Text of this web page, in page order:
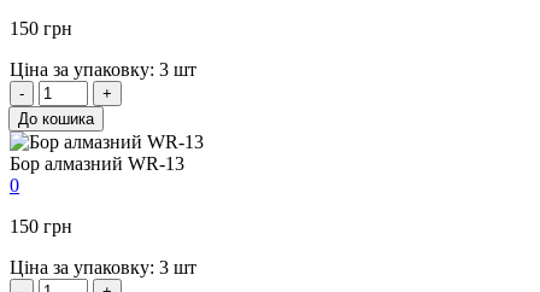
150 грн
Ціна за упаковку: 3 шт
-
+
До кошика
Бор алмазний WR-13
0
150 грн
Ціна за упаковку: 3 шт